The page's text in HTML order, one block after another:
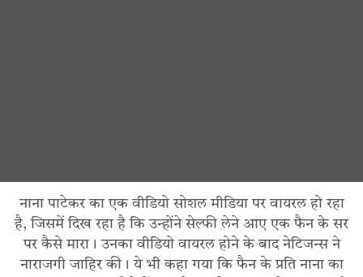
नाना पाटेकर का एक वीडियो सोशल मीडिया पर वायरल हो रहा
है, जिसमें दिख रहा है कि उन्होंने सेल्फी लेने आए एक फैन के सर
पर कैसे मारा। उनका वीडियो वायरल होने के बाद नेटिजन्स ने
नाराजगी जाहिर की। ये भी कहा गया कि फैन के प्रति नाना का